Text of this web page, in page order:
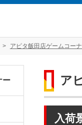
アピタ飯田店ゲームコー
ア
入荷
ー